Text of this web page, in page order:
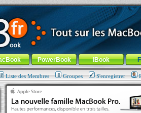
nomade !
général-Aller au menu de la rubrique
PowerBook iBook
Liste des Membres Groupes S'enregistrer